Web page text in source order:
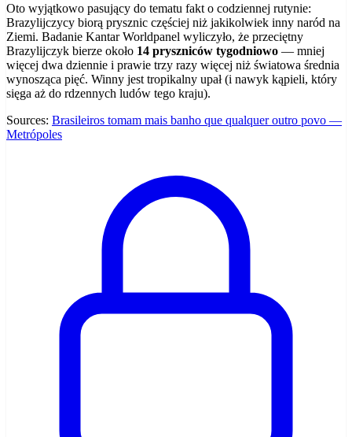
Oto wyjątkowo pasujący do tematu fakt o codziennej rutynie:
Brazylijczycy biorą prysznic częściej niż jakikolwiek inny naród na
Ziemi. Badanie Kantar Worldpanel wyliczyło, że przeciętny
Brazylijczyk bierze około 14 pryszniców tygodniowo — mniej
więcej dwa dziennie i prawie trzy razy więcej niż światowa średnia
wynosząca pięć. Winny jest tropikalny upał (i nawyk kąpieli, który
sięga aż do rdzennych ludów tego kraju).
Sources: Brasileiros tomam mais banho que qualquer outro povo —
Metrópoles